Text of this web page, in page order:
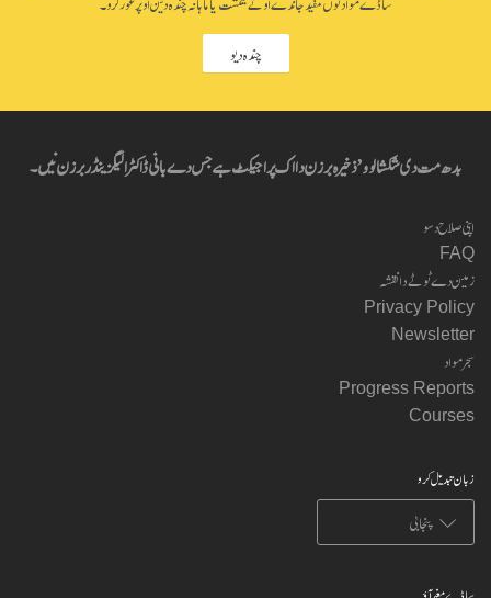
چندہ دیو
بدھ مت دی شکشا لوو’ ذخیرہ برزن دا اک پراجیکٹ ہے جس دے بانی ڈاکٹر الیگزینڈر برزن نیں۔
اپنی صلاح دسو
FAQ
زمین دے ٹوٹے دا نقشہ
Privacy Policy
Newsletter
سجر مواد
Progress Reports
Courses
زبان تبدیل کرو